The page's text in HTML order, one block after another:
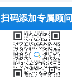
扫码添加专属顾问